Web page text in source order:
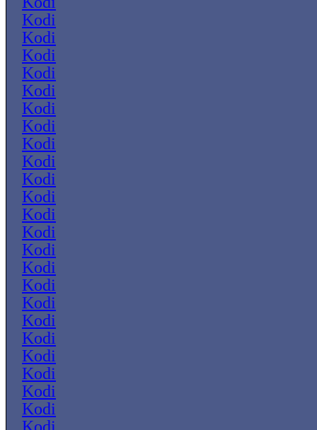
Kodi
Kodi
Kodi
Kodi
Kodi
Kodi
Kodi
Kodi
Kodi
Kodi
Kodi
Kodi
Kodi
Kodi
Kodi
Kodi
Kodi
Kodi
Kodi
Kodi
Kodi
Kodi
Kodi